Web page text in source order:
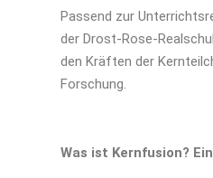
Passend zur
der Drost-Rose-
den Kräften der
Forschung.
Was ist Kernfusion?